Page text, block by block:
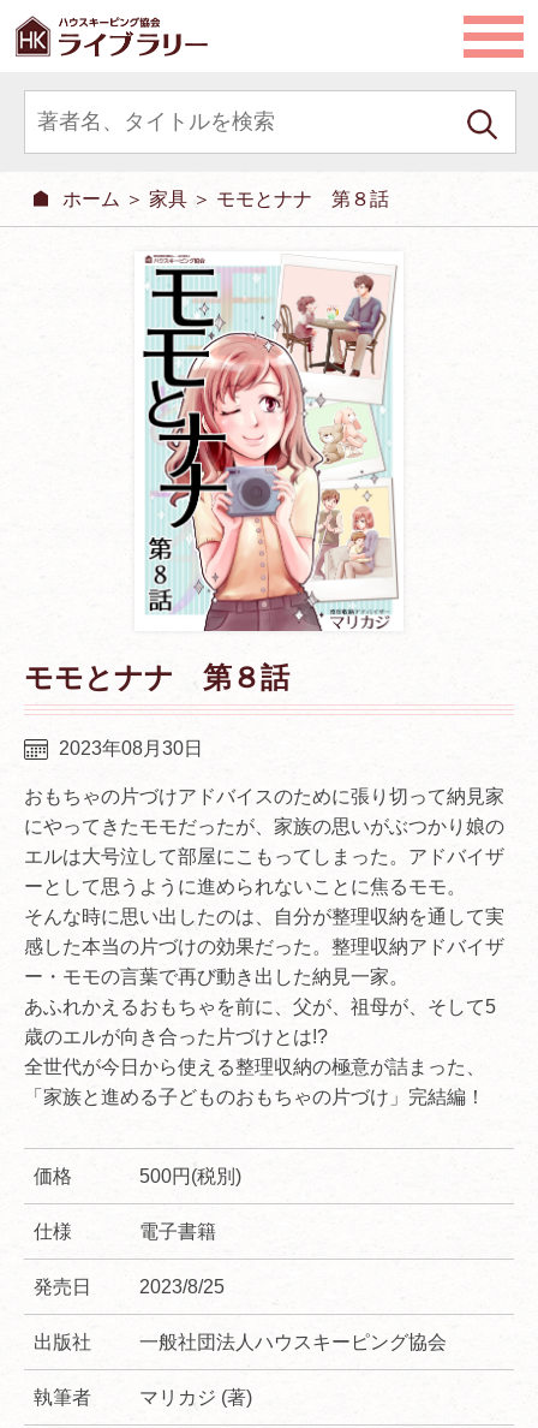
ホーム ＞ 家具 ＞ モモとナナ 第８話
モモとナナ 第８話
2023年08月30日
おもちゃの片づけアドバイスのために張り切って納見家
にやってきたモモだったが、家族の思いがぶつかり娘の
エルは大号泣して部屋にこもってしまった。アドバイザ
ーとして思うように進められないことに焦るモモ。
そんな時に思い出したのは、自分が整理収納を通して実
感した本当の片づけの効果だった。整理収納アドバイザ
ー・モモの言葉で再び動き出した納見一家。
あふれかえるおもちゃを前に、父が、祖母が、そして5
歳のエルが向き合った片づけとは!?
全世代が今日から使える整理収納の極意が詰まった、
「家族と進める子どものおもちゃの片づけ」完結編！
価格 500円(税別)
仕様 電子書籍
発売日 2023/8/25
出版社 一般社団法人ハウスキーピング協会
執筆者 マリカジ (著)